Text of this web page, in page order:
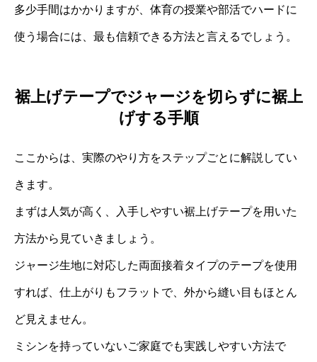
多少手間はかかりますが、体育の授業や部活でハードに
使う場合には、最も信頼できる方法と言えるでしょう。
裾上げテープでジャージを切らずに裾上
げする手順
ここからは、実際のやり方をステップごとに解説してい
きます。
まずは人気が高く、入手しやすい裾上げテープを用いた
方法から見ていきましょう。
ジャージ生地に対応した両面接着タイプのテープを使用
すれば、仕上がりもフラットで、外から縫い目もほとん
ど見えません。
ミシンを持っていないご家庭でも実践しやすい方法で